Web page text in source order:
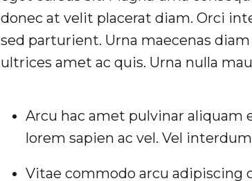
donec at velit placerat diam. Orci
sed parturient. Urna maecenas
ultrices amet ac quis. Urna nulla
Arcu hac amet pulvinar aliquam
lorem sapien ac vel. Vel
Vitae commodo arcu adipiscing